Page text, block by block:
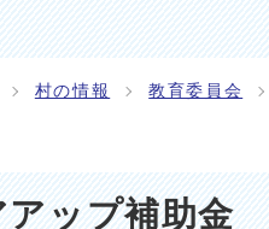
村の情報 教育委員会
ップ補助金